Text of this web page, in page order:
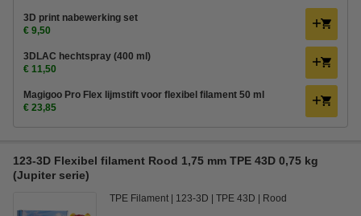
3D print nabewerking set
€ 9,50
3DLAC hechtspray (400 ml)
€ 11,50
Magigoo Pro Flex lijmstift voor flexibel filament 50 ml
€ 23,85
123-3D Flexibel filament Rood 1,75 mm TPE 43D 0,75 kg
(Jupiter serie)
TPE Filament 123-3D TPE 43D Rood